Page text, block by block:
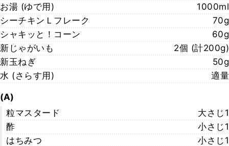
お湯 (ゆで用)
1000ml
シーチキンＬフレーク
70g
シャキッと！コーン
60g
新じゃがいも
2個 (計200g)
新玉ねぎ
50g
水 (さらす用)
適量
(A)
粒マスタード
大さじ1
酢
小さじ1
はちみつ
小さじ1